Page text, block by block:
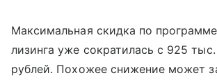
Максимальная скидка по программе
лизинга уже сократилась с 925
рублей. Похожее снижение может